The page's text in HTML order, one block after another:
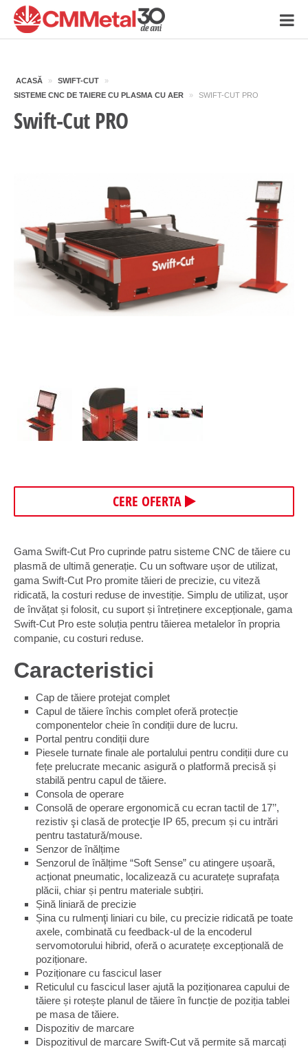
ACASĂ » SWIFT-CUT
»
SISTEME CNC DE TAIERE CU PLASMA CU AER
» SWIFT-CUT PRO
Swift-Cut PRO
CERE OFERTA
Gama Swift-Cut Pro cuprinde patru sisteme CNC de tăiere cu
plasmă de ultimă generație. Cu un software ușor de utilizat,
gama Swift-Cut Pro promite tăieri de precizie, cu viteză
ridicată, la costuri reduse de investiție. Simplu de utilizat, ușor
de învățat și folosit, cu suport și întreținere excepționale, gama
Swift-Cut Pro este soluția pentru tăierea metalelor în propria
companie, cu costuri reduse.
Caracteristici
Cap de tăiere protejat complet
Capul de tăiere închis complet oferă protecție
componentelor cheie în condiții dure de lucru.
Portal pentru condiții dure
Piesele turnate finale ale portalului pentru condiții dure cu
fețe prelucrate mecanic asigură o platformă precisă și
stabilă pentru capul de tăiere.
Consola de operare
Consolă de operare ergonomică cu ecran tactil de 17’’,
rezistiv şi clasă de protecţie IP 65, precum și cu intrări
pentru tastatură/mouse.
Senzor de înălțime
Senzorul de înălțime “Soft Sense” cu atingere ușoară,
acționat pneumatic, localizează cu acuratețe suprafața
plăcii, chiar și pentru materiale subțiri.
Șină liniară de precizie
Șina cu rulmenţi liniari cu bile, cu precizie ridicată pe toate
axele, combinată cu feedback-ul de la encoderul
servomotorului hibrid, oferă o acuratețe excepțională de
poziționare.
Poziționare cu fascicul laser
Reticulul cu fascicul laser ajută la poziționarea capului de
tăiere și rotește planul de tăiere în funcție de poziția tablei
pe masa de tăiere.
Dispozitiv de marcare
Dispozitivul de marcare Swift-Cut vă permite să marcați